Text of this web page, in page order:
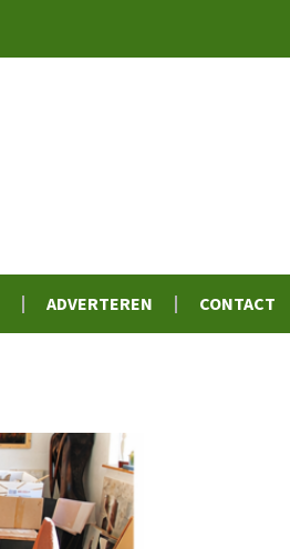
ADVERTEREN CONTACT